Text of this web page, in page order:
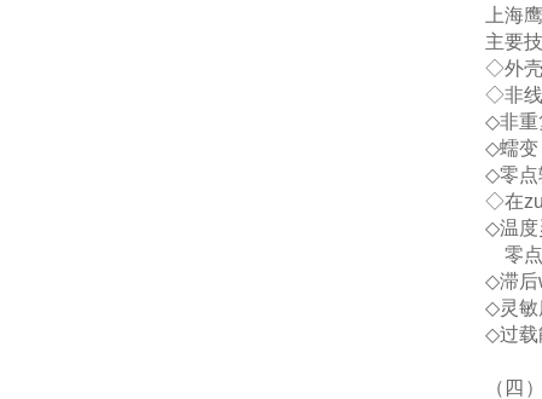
上海
主要
◇外
◇非
◇非
◇蠕变
◇零
◇在
◇温
零
◇滞
◇灵
◇过
（ 四